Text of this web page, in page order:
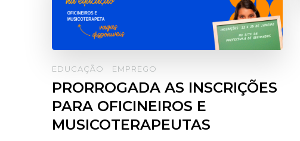
EDUCAÇÃO EMPREGO
PRORROGADA AS INSCRIÇÕES
PARA OFICINEIROS E
MUSICOTERAPEUTAS